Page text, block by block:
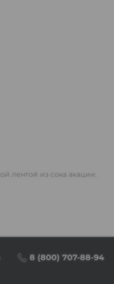
лентой из сока акации.
8 (800) 707-88-94